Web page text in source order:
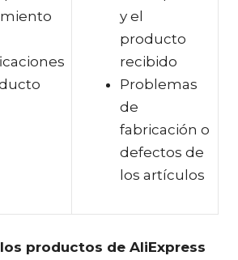
y el
producto
recibido
Problemas
de
fabricación o
defectos de
los artículos
productos de AliExpress